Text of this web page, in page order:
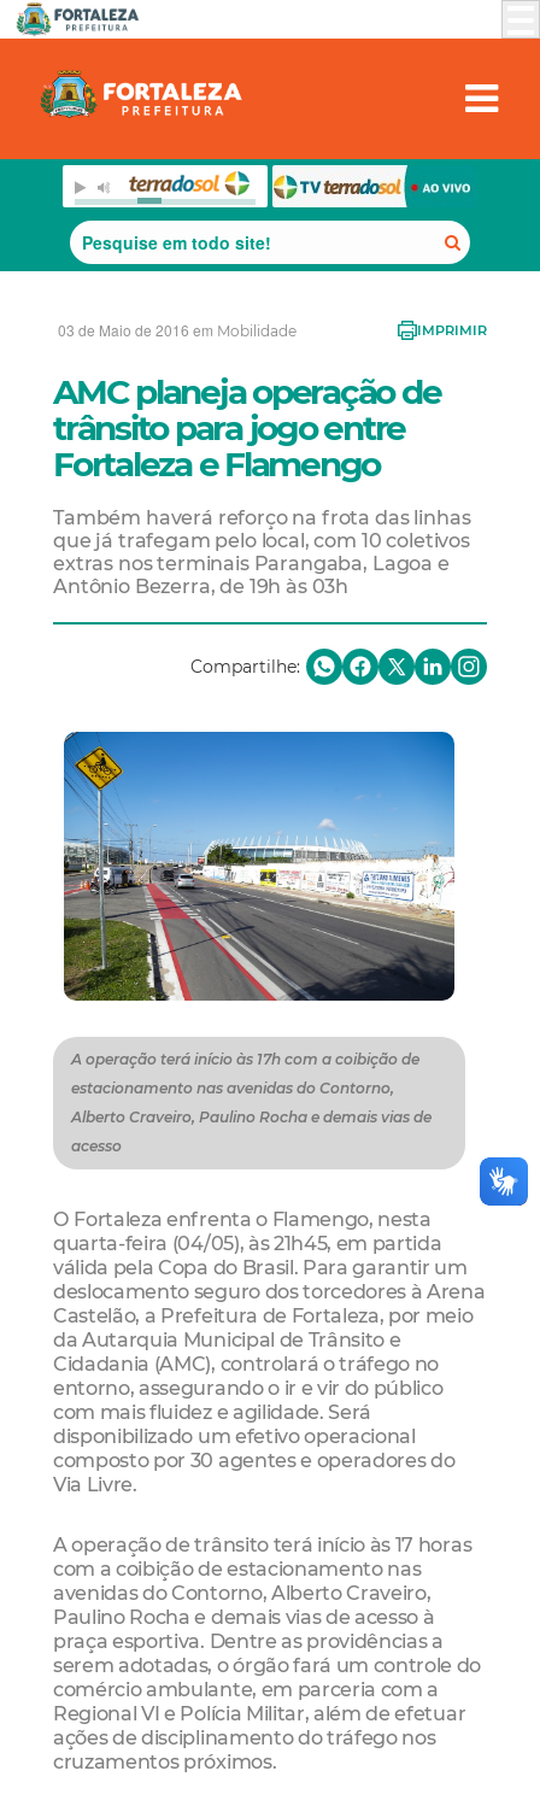
03 de Maio de 2016 em Mobilidade IMPRIMIR
AMC planeja operação de
trânsito para jogo entre
Fortaleza e Flamengo
Também haverá reforço na frota das linhas
que já trafegam pelo local, com 10 coletivos
extras nos terminais Parangaba, Lagoa e
Antônio Bezerra, de 19h às 03h
Compartilhe:
A operação terá início às 17h com a coibição de
estacionamento nas avenidas do Contorno,
Alberto Craveiro, Paulino Rocha e demais vias de
acesso
O Fortaleza enfrenta o Flamengo, nesta
quarta-feira (04/05), às 21h45, em partida
válida pela Copa do Brasil. Para garantir um
deslocamento seguro dos torcedores à Arena
Castelão, a Prefeitura de Fortaleza, por meio
da Autarquia Municipal de Trânsito e
Cidadania (AMC), controlará o tráfego no
entorno, assegurando o ir e vir do público
com mais fluidez e agilidade. Será
disponibilizado um efetivo operacional
composto por 30 agentes e operadores do
Via Livre.
A operação de trânsito terá início às 17 horas
com a coibição de estacionamento nas
avenidas do Contorno, Alberto Craveiro,
Paulino Rocha e demais vias de acesso à
praça esportiva. Dentre as providências a
serem adotadas, o órgão fará um controle do
comércio ambulante, em parceria com a
Regional VI e Polícia Militar, além de efetuar
ações de disciplinamento do tráfego nos
cruzamentos próximos.